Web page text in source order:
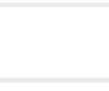
و اجرای زنده است.